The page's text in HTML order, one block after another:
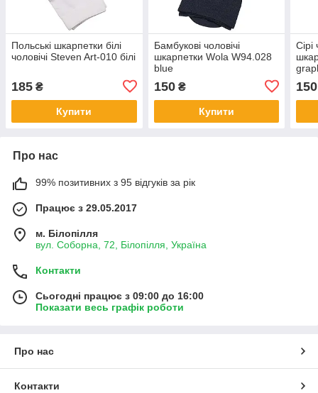
Польські шкарпетки білі
чоловічі Steven Art-010 білі
185 ₴
Купити
Бамбукові чоловічі
шкарпетки Wola W94.028
blue
150₴
Купити
Сірі
150
Про нас
99% позитивних з 95 відгуків за рік
Працює з 29.05.2017
м. Білопілля
вул. Соборна, 72, Білопілля, Україна
Контакти
Сьогодні працює з 09:00 до 16:00
Показати весь графік роботи
Про нас
Контакти